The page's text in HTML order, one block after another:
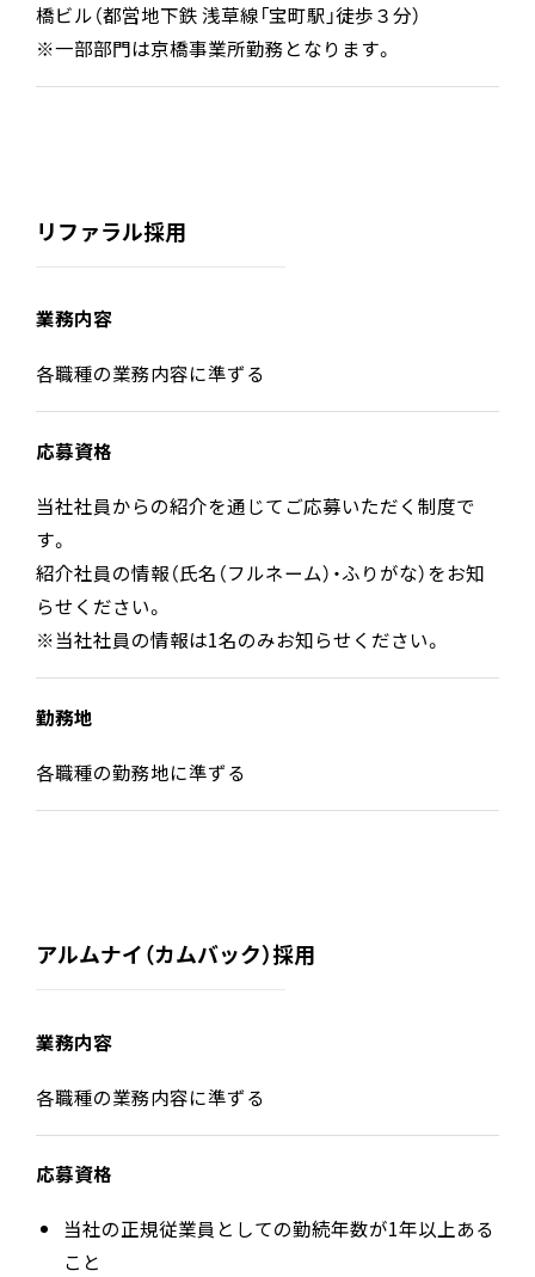
橋ビル（都営地下鉄 浅草線「宝町駅」徒歩３分）
※一部部門は京橋事業所勤務となります。
リファラル採用
業務内容
各職種の業務内容に準ずる
応募資格
当社社員からの紹介を通じてご応募いただく制度で
す。
紹介社員の情報（氏名（フルネーム）・ふりがな）をお知
らせください。
※当社社員の情報は1名のみお知らせください。
勤務地
各職種の勤務地に準ずる
アルムナイ（カムバック）採用
業務内容
各職種の業務内容に準ずる
応募資格
当社の正規従業員としての勤続年数が1年以上ある
こと